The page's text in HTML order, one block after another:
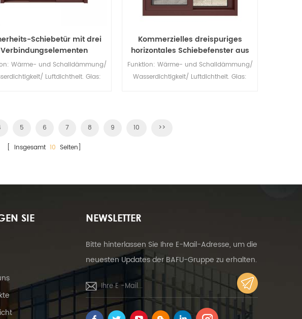
Schiebetür mit drei
Verbindungselementen
Wärme- und Schalldämmung/
Luftdichtheit. Glas:
Kommerzielles dreispuriges
horizontales Schiebefenster aus
Aluminium
Funktion: Wärme- und Schalldämmung/
Wasserdichtigkeit/ Luftdichtheit. Glas:
5 6 7 8 9 10 >>
[ Insgesamt 10 Seiten]
SIE
NEWSLETTER
Bitte hinterlassen Sie Ihre E-Mail-Adresse, um die
neuesten Updates der BAFU-Gruppe zu erhalten.